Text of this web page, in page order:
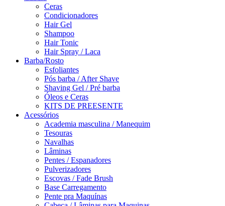
Ceras
Condicionadores
Hair Gel
Shampoo
Hair Tonic
Hair Spray / Laca
Barba/Rosto
Esfoliantes
Pós barba / After Shave
Shaving Gel / Pré barba
Óleos e Ceras
KITS DE PREESENTE
Acessórios
Academia masculina / Manequim
Tesouras
Navalhas
Lâminas
Pentes / Espanadores
Pulverizadores
Escovas / Fade Brush
Base Carregamento
Pente pra Maquínas